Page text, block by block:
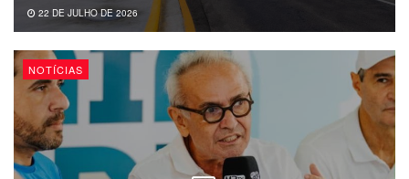
22 DE JULHO DE 2026
NOTÍCIAS